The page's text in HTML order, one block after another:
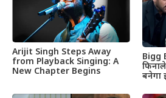
Arijit Singh Steps Away
from Playback Singing: A
New Chapter Begins
Bigg
बनेगा